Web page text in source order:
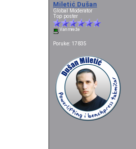
Miletić Dušan
Global Moderator
Top poster
Van mreže
Poruke: 17835